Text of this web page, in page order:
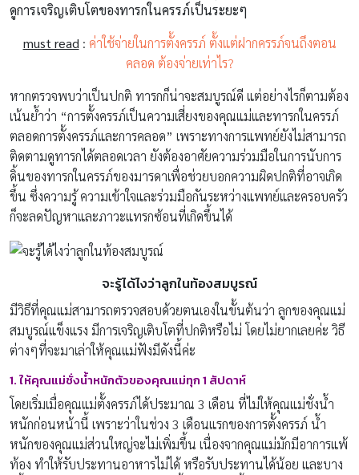
ดูการเจริญเติบโตของทารกในครรภ์เป็นระยะๆ
must read : ค่าใช้จ่ายในการตั้งครรภ์ ตั้งแต่ฝากครรภ์จนถึงตอน
คลอด ต้องจ่ายเท่าไร?
หากตรวจพบว่าเป็นปกติ ทารกก็น่าจะสมบูรณ์ดี แต่อย่างไรก็ตามต้อง
เน้นย้ำว่า “การตั้งครรภ์เป็นความเสี่ยงของคุณแม่และทารกในครรภ์
ตลอดการตั้งครรภ์และการคลอด” เพราะทางการแพทย์ยังไม่สามารถ
ติดตามดูทารกได้ตลอดเวลา ยังต้องอาศัยความร่วมมือในการนับการ
ดิ้นของทารกในครรภ์ของมารดาเพื่อช่วยบอกความผิดปกติที่อาจเกิด
ขึ้น ซึ่งความรู้ ความเข้าใจและร่วมมือกันระหว่างแพทย์และครอบครัว
ก็จะลดปัญหาและภาวะแทรกซ้อนที่เกิดขึ้นได้
จะรู้ได้ไงว่าลูกในท้องสมบูรณ์
มีวิธีที่คุณแม่สามารถตรวจสอบด้วยตนเองในขั้นต้นว่า ลูกของคุณแม่
สมบูรณ์แข็งแรง มีการเจริญเติบโตที่ปกติหรือไม่ โดยไม่ยากเลยค่ะ วิธี
ต่างๆที่จะมาเล่าให้คุณแม่ฟังมีดังนี้ค่ะ
1. ให้คุณแม่ชั่งน้ำหนักตัวของคุณแม่ทุก 1 สัปดาห์
โดยเริ่มเมื่อคุณแม่ตั้งครรภ์ได้ประมาณ 3 เดือน ที่ไม่ให้คุณแม่ชั่งน้ำ
หนักก่อนหน้านี้ เพราะว่าในช่วง 3 เดือนแรกของการตั้งครรภ์ น้ำ
หนักของคุณแม่ส่วนใหญ่จะไม่เพิ่มขึ้น เนื่องจากคุณแม่มักมีอาการแพ้
ท้อง ทำให้รับประทานอาหารไม่ได้ หรือรับประทานได้น้อย และบาง